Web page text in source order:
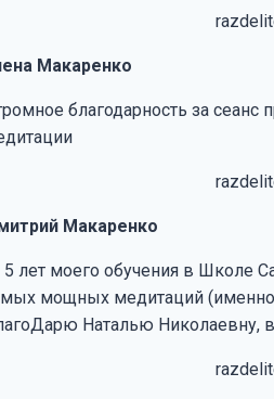
Макаренко
благодарность за сеанс
Макаренко
5 лет моего обучения в Школе
мощных медитаций
Наталью Николаевну,